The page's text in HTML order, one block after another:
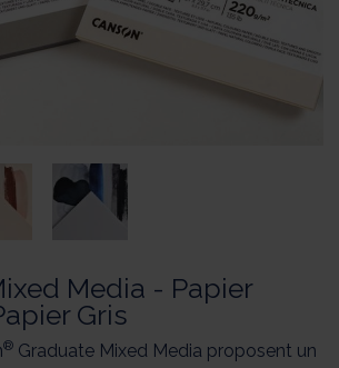
Media - Papier
Gris
® Graduate Mixed Media proposent un